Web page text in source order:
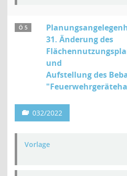
Ö 5
31. Änderung des
und
Aufstellung des
032/2022
Vorlage